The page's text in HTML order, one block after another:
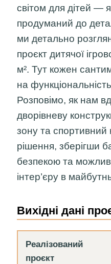
світом для дітей —
продуманий до
ми детально
проєкт дитячої
м². Тут кожен
на
Розповімо, як нам
дворівневу
зону та спортивний
рішення, зберігши
безпекою та
інтер’єру в
Вихідні дані
Реалізований
проєкт